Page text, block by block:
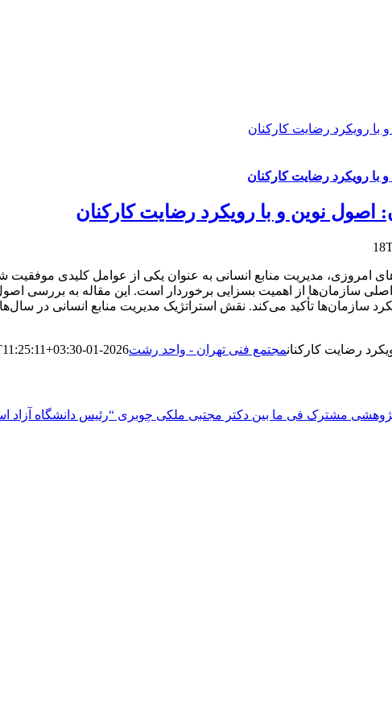
با رویکرد رضایت کارکنان
با رویکرد رضایت کارکنان
اصول نوین و با رویکرد رضایت کارکنان
امروزی، مدیریت منابع انسانی به عنوان یکی از عوامل کلیدی موفقیت
اصلی سازمان‌ها از اهمیت بسزایی برخوردار است. این مقاله به بررسی
سازمان‌ها تأکید می‌کند. نقش استراتژیک مدیریت منابع انسانی در
رضایت کارکنانمجتمع فنی تهران - واحد رشت2026-01-18T11:25:11+03:30
مشترک فی ما بین دکتر مجتبی ملکی چوبری “رئیس دانشگاه آزاد